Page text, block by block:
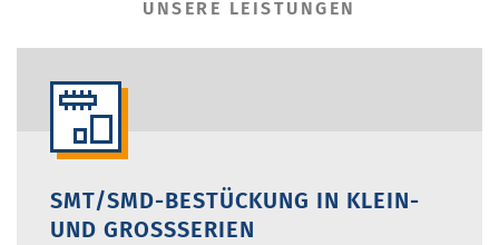
UNSERE LEISTUNGEN
SMT/SMD-BESTÜCKUNG IN KLEIN-
UND GROSSSERIEN